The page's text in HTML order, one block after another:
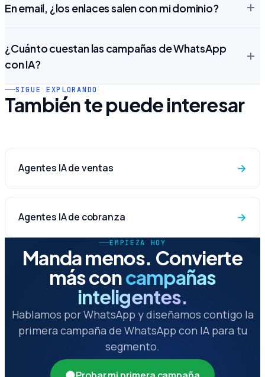
En email, ¿los enlaces salen con mi dominio?
¿Cuánto cuestan las campañas de WhatsApp
con IA?
SIGUE EXPLORANDO
También te puede interesar
Agentes IA de ventas →
Agentes IA de cobranza →
EMPIEZA HOY
Manda menos. Convierte
más concampañas
inteligentes.
Hablamos por WhatsApp y diseñamos contigo la
primera campaña de WhatsApp con IA para tu
segmento.